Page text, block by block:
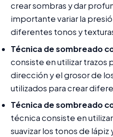
crear sombras y dar
importante variar la
diferentes tonos y
Técnica de sombreado
consiste en utilizar trazos
dirección y el grosor de
utilizados para crear
Técnica de sombreado
técnica consiste en
suavizar los tonos de lápiz